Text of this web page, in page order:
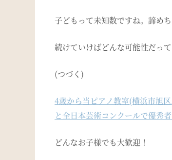
子どもって未知数ですね。諦めち
続けていけばどんな可能性だって
(つづく )
4歳から当ピアノ教室(横浜市旭
と全日本芸術コンクールで優秀
どんなお子様でも大歓迎！